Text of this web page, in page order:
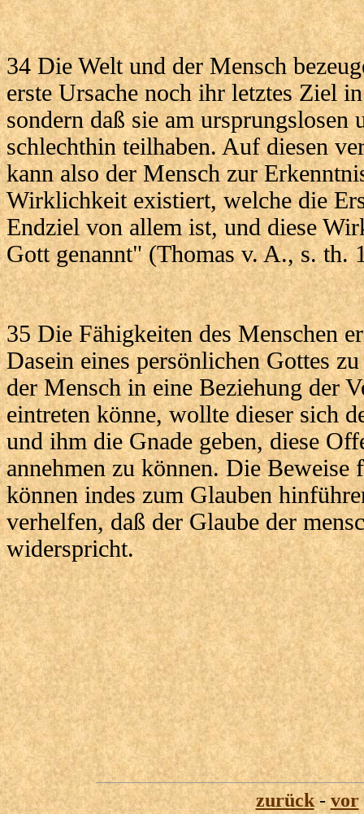
34 Die Welt und der Mensch
erste Ursache noch ihr letztes Ziel
sondern daß sie am ursprungslosen
schlechthin teilhaben. Auf diesen
kann also der Mensch zur
Wirklichkeit existiert, welche die
Endziel von allem ist, und diese
Gott genannt" (Thomas v. A., s. th.
35 Die Fähigkeiten des Menschen
Dasein eines persönlichen Gottes
der Mensch in eine Beziehung der
eintreten könne, wollte dieser sich
und ihm die Gnade geben, diese
annehmen zu können. Die Beweise
können indes zum Glauben
verhelfen, daß der Glaube der
widerspricht.
zurück-vor